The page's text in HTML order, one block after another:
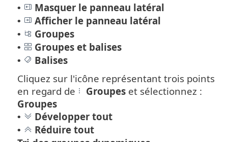
• Masquer le panneau latéral
• Afficher le panneau latéral
• Groupes
• Groupes et balises
•
Balises
Cliquez sur l'icône représentant trois points
en regard de
Groupes et sélectionnez :
Groupes
• Développer tout
•
Réduire tout